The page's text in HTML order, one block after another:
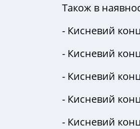
Також в
- Кисневий
- Кисневий
- Кисневий
- Кисневий
- Кисневий